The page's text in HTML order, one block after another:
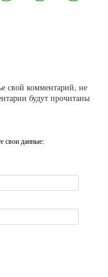
свой комментарий, не
будут прочитаны
свои данные: